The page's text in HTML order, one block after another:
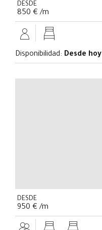
DESDE
850 € /m
Disponibilidad: Desde hoy
DESDE
950 € /m